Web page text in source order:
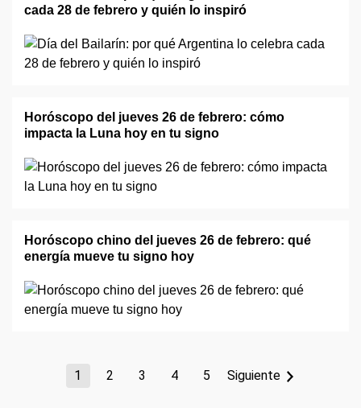
cada 28 de febrero y quién lo inspiró
Horóscopo del jueves 26 de febrero: cómo
impacta la Luna hoy en tu signo
Horóscopo chino del jueves 26 de febrero: qué
energía mueve tu signo hoy
1 2 3 4 5 Siguiente